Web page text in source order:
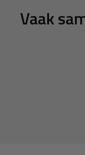
Vaak